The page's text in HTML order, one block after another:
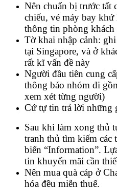
Nên chuẩn bị trước tất
chiếu, vé máy bay
thông tin phòng khách
Tờ khai nhập cảnh:
tại Singapore, và ở
rất kĩ vấn đề này
Người đầu tiên cung
thông báo nhóm đi
xem xét từng người)
Cứ tự tin trả lời những
Sau khi làm xong thủ
tranh thủ tìm kiếm các
biển “Information”.
tin khuyến mãi cần
Nên mua quà cáp ở
hóa đều miễn thuế.